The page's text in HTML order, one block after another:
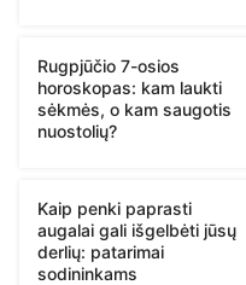
Rugpjūčio 7-osios
horoskopas: kam laukti
sėkmės, o kam saugotis
nuostolių?
Kaip penki paprasti
augalai gali išgelbėti jūsų
derlių: patarimai
sodininkams